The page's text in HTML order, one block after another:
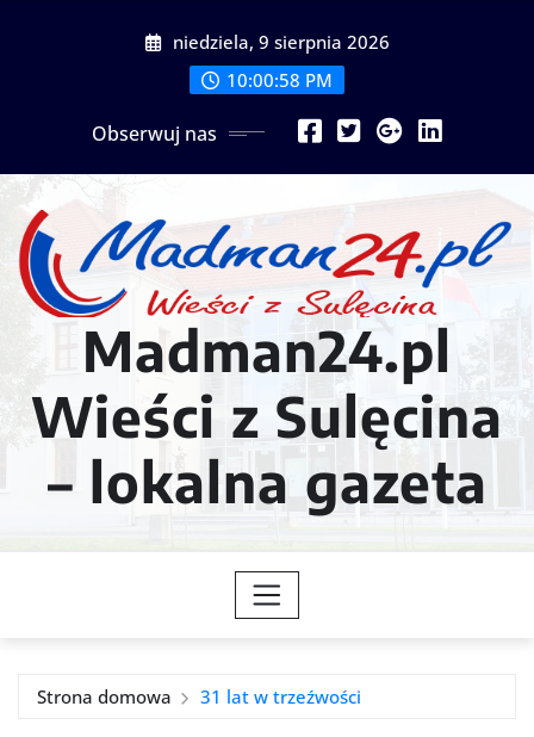
niedziela, 9 sierpnia 2026
10:01:00 PM
Obserwuj nas
Madman24.pl
Wieści z Sulęcina
– lokalna gazeta
Strona domowa 31 lat w trzeźwości